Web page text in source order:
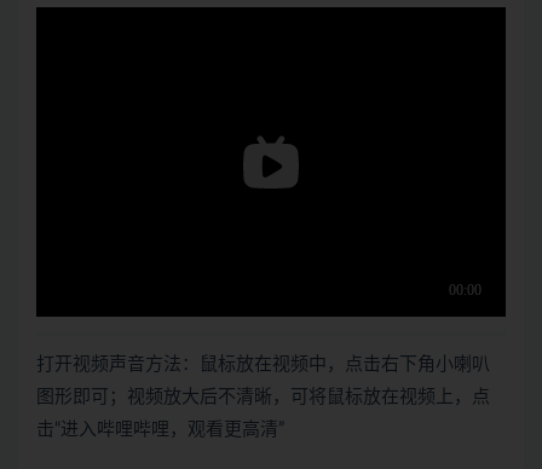
打开视频声音方法：鼠标放在视频中，点击右下角小喇叭
图形即可；视频放大后不清晰，可将鼠标放在视频上，点
击“进入哔哩哔哩，观看更高清”